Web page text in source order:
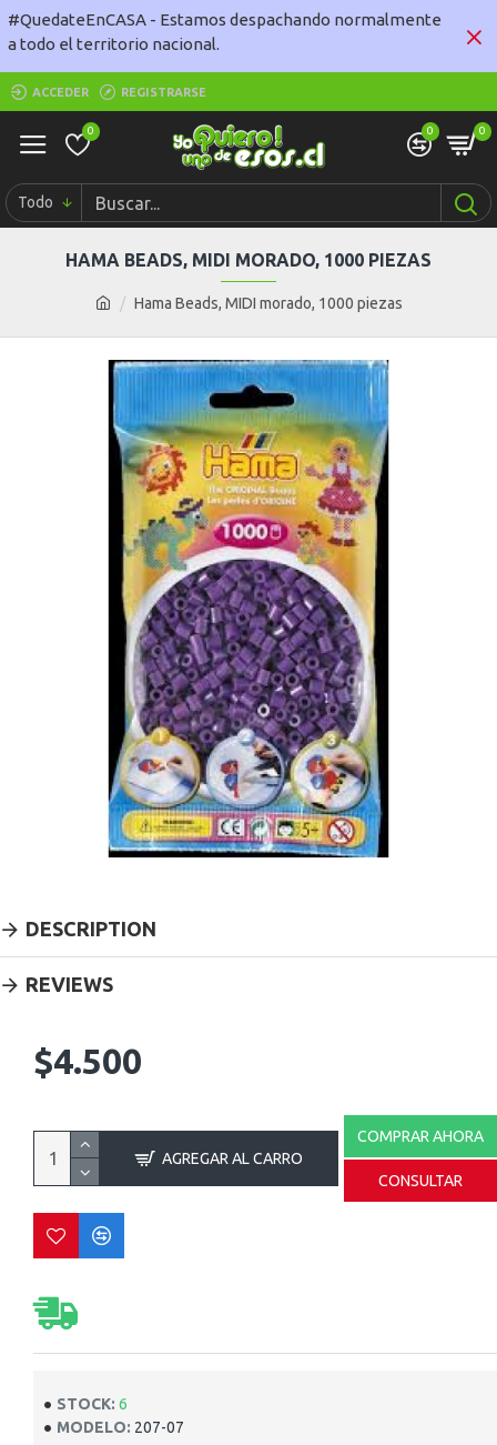
#QuedateEnCASA - Estamos despachando normalmente
a todo el territorio nacional.
ACCEDER REGISTRARSE
0 0 0
Todo
Hama Beads, MIDI morado, 1000 piezas
HAMA BEADS, MIDI MORADO, 1000 PIEZAS
DESCRIPTION
REVIEWS
STOCK: 6
MODELO: 207-07
$4.500
AGREGAR AL CARRO
COMPRAR AHORA
CONSULTAR